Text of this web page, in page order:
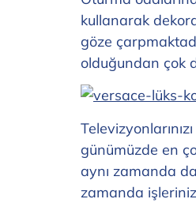
kullanarak
göze
olduğundan çok
günümüzde en
aynı zamanda
zamanda